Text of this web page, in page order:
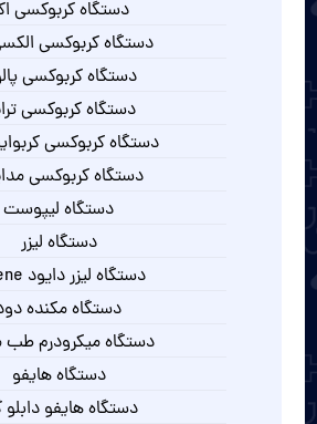
دستگاه کربوکسی
دستگاه کربوکسی
دستگاه کربوکسی
دستگاه کربوکسی
دستگاه کربوکسی
دستگاه کربوکسی
دستگاه لیپوست
دستگاه لیزر
دستگاه لیزر دایود selene
دستگاه مکنده
دستگاه میکرودرم
دستگاه هایفو
دستگاه هایفو دابلو